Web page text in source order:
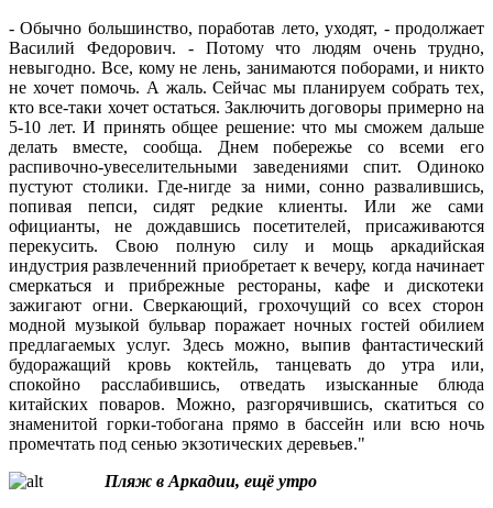
- Обычно большинство, поработав лето, уходят, - продолжает
Василий Федорович. - Потому что людям очень трудно,
невыгодно. Все, кому не лень, занимаются поборами, и никто
не хочет помочь. А жаль. Сейчас мы планируем собрать тех,
кто все-таки хочет остаться. Заключить договоры примерно на
5-10 лет. И принять общее решение: что мы сможем дальше
делать вместе, сообща. Днем побережье со всеми его
распивочно-увеселительными заведениями спит. Одиноко
пустуют столики. Где-нигде за ними, сонно развалившись,
попивая пепси, сидят редкие клиенты. Или же сами
официанты, не дождавшись посетителей, присаживаются
перекусить. Свою полную силу и мощь аркадийская
индустрия развлеченний приобретает к вечеру, когда начинает
смеркаться и прибрежные рестораны, кафе и дискотеки
зажигают огни. Сверкающий, грохочущий со всех сторон
модной музыкой бульвар поражает ночных гостей обилием
предлагаемых услуг. Здесь можно, выпив фантастический
будоражащий кровь коктейль, танцевать до утра или,
спокойно расслабившись, отведать изысканные блюда
китайских поваров. Можно, разгорячившись, скатиться со
знаменитой горки-тобогана прямо в бассейн или всю ночь
промечтать под сенью экзотических деревьев."
Пляж в Аркадии, ещё утро